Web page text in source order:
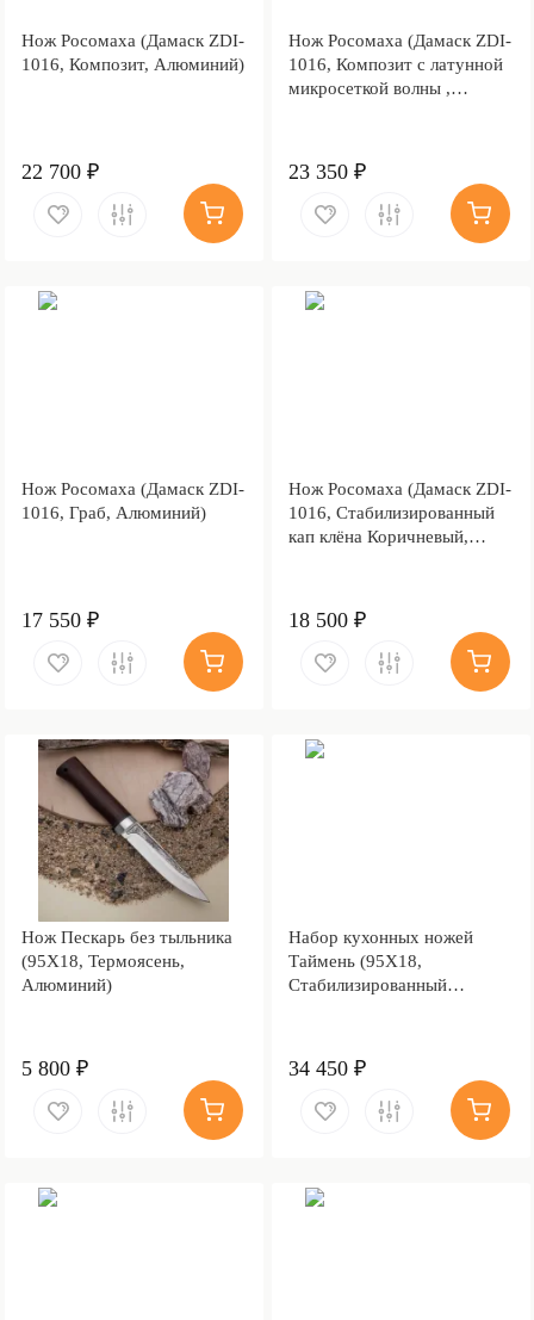
Нож Росомаха (Дамаск ZDI-
1016, Композит, Алюминий)
22 700 ₽
Нож Росомаха (Дамаск ZDI-
1016, Композит с латунной
микросеткой волны ,
23 350 ₽
Нож Росомаха (Дамаск ZDI-
1016, Граб, Алюминий)
17 550 ₽
Нож Росомаха (Дамаск ZDI-
1016, Стабилизированный
кап клёна Коричневый,
18 500 ₽
Нож Пескарь без тыльника
(95Х18, Термоясень,
Алюминий)
5 800 ₽
Набор кухонных ножей
Таймень (95Х18,
Стабилизированный
34 450 ₽